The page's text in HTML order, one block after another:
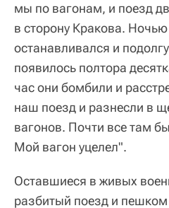
мы по вагонам, и поезд
в сторону Кракова.
останавливался и
появилось полтора
час они бомбили и
наш поезд и разнесли в
вагонов. Почти все там
Мой вагон уцелел".
Оставшиеся в живых
разбитый поезд и